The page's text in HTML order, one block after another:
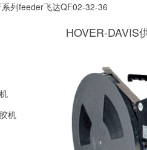
列feeder飞达QF02-32-36
机
HOVER-DAVIS